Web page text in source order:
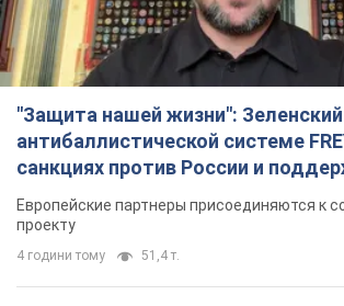
"Защита нашей жизни":
антибаллистической системе
санкциях против России и
Видео
Европейские партнеры присоединяются к
проекту
4 години тому 51,4 т.